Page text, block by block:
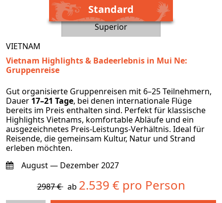
Standard
Superior
VIETNAM
Vietnam Highlights & Badeerlebnis in Mui Ne:
Gruppenreise
Gut organisierte Gruppenreisen mit 6–25 Teilnehmern,
Dauer 17–21 Tage, bei denen internationale Flüge
bereits im Preis enthalten sind. Perfekt für klassische
Highlights Vietnams, komfortable Abläufe und ein
ausgezeichnetes Preis-Leistungs-Verhältnis. Ideal für
Reisende, die gemeinsam Kultur, Natur und Strand
erleben möchten.
August — Dezember 2027
2987 €ab 2.539 € pro Person